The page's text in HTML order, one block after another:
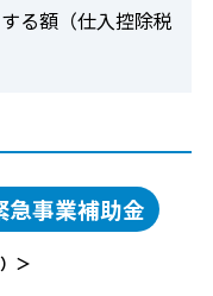
る額（仕入控除税
事業補助金
＞